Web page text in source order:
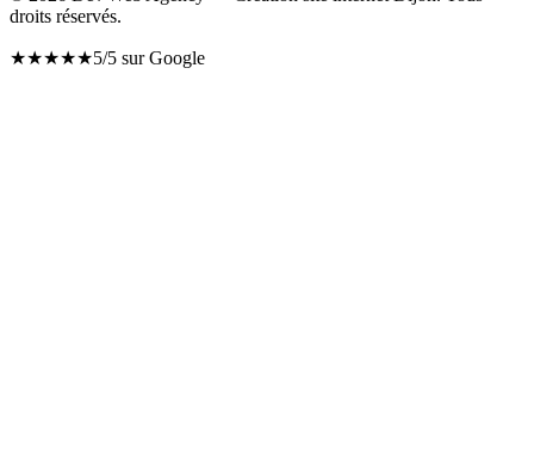
droits réservés.
★★★★★5/5 sur Google